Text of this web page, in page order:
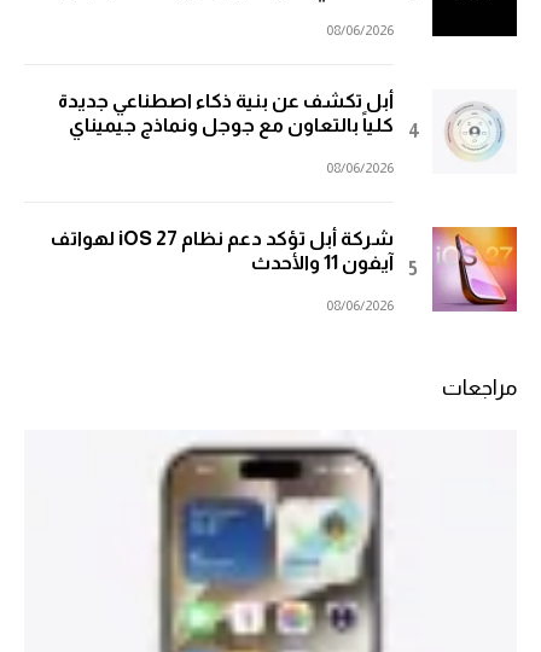
08/06/2026
أبل تكشف عن بنية ذكاء اصطناعي جديدة
كلياً بالتعاون مع جوجل ونماذج جيميناي
08/06/2026
شركة أبل تؤكد دعم نظام iOS 27 لهواتف
آيفون 11 والأحدث
08/06/2026
مراجعات